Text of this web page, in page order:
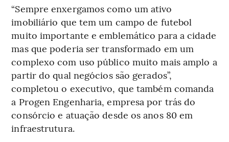
“Sempre enxergamos como um ativo
imobiliário que tem um campo de futebol
muito importante e emblemático para a cidade
mas que poderia ser transformado em um
complexo com uso público muito mais amplo a
partir do qual negócios são gerados”,
completou o executivo, que também comanda
a Progen Engenharia, empresa por trás do
consórcio e atuação desde os anos 80 em
infraestrutura.